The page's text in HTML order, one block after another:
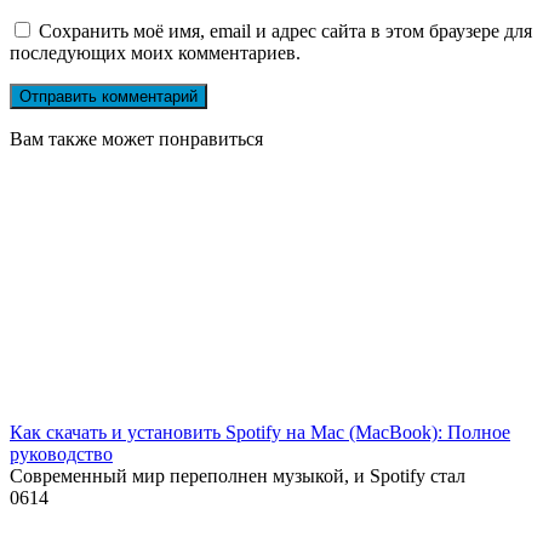
Сохранить моё имя, email и адрес сайта в этом браузере для
последующих моих комментариев.
Вам также может понравиться
Как скачать и установить Spotify на Mac (MacBook): Полное
руководство
Современный мир переполнен музыкой, и Spotify стал
0614